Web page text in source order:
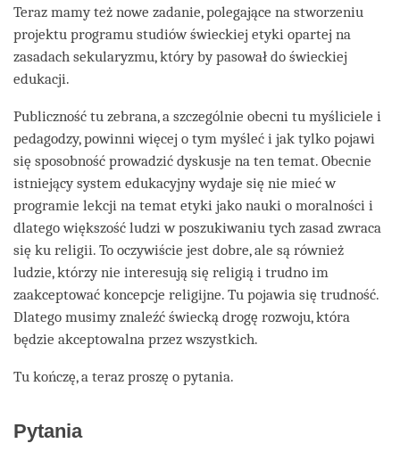
Teraz mamy też nowe zadanie, polegające na stworzeniu
projektu programu studiów świeckiej etyki opartej na
zasadach sekularyzmu, który by pasował do świeckiej
edukacji.
Publiczność tu zebrana, a szczególnie obecni tu myśliciele i
pedagodzy, powinni więcej o tym myśleć i jak tylko pojawi
się sposobność prowadzić dyskusje na ten temat. Obecnie
istniejący system edukacyjny wydaje się nie mieć w
programie lekcji na temat etyki jako nauki o moralności i
dlatego większość ludzi w poszukiwaniu tych zasad zwraca
się ku religii. To oczywiście jest dobre, ale są również
ludzie, którzy nie interesują się religią i trudno im
zaakceptować koncepcje religijne. Tu pojawia się trudność.
Dlatego musimy znaleźć świecką drogę rozwoju, która
będzie akceptowalna przez wszystkich.
Tu kończę, a teraz proszę o pytania.
Pytania